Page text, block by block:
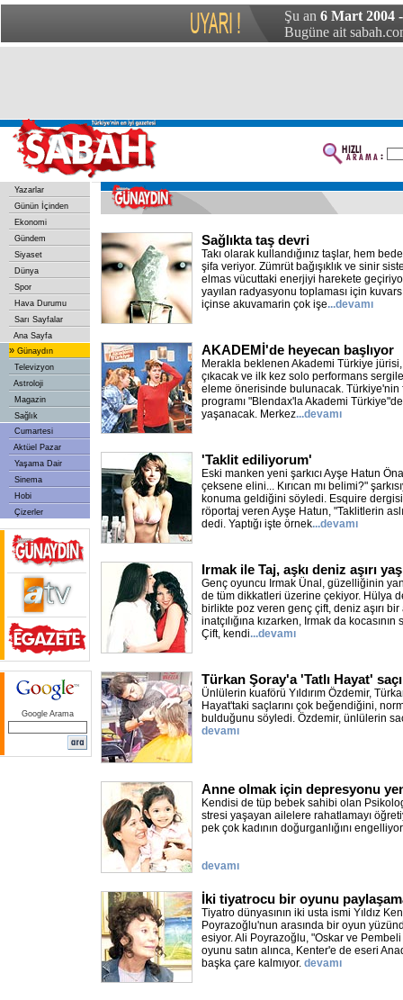
Şu an 6 Mart 2004
Bugüne ait
Yazarlar
Günün İçinden
Ekonomi
Gündem
Siyaset
Dünya
Spor
Hava Durumu
Sarı Sayfalar
Ana Sayfa
» Günaydın
Televizyon
Astroloji
Magazin
Sağlık
Cumartesi
Aktüel Pazar
Yaşama Dair
Sinema
Hobi
Çizerler
Google Arama
Sağlıkta taş devri
Takı olarak kullandığınız taşlar, hem
şifa veriyor. Zümrüt bağışıklık ve sinir
elmas vücuttaki enerjiyi harekete
yayılan radyasyonu toplaması için
içinse akuvamarin çok işe...devamı
AKADEMİ'de heyecan başlıyor
Merakla beklenen Akademi Türkiye
çıkacak ve ilk kez solo performans
eleme önerisinde bulunacak. Türkiye'nin
programı "Blendax'la Akademi
yaşanacak. Merkez...devamı
'Taklit ediliyorum'
Eski manken yeni şarkıcı Ayşe Hatun
çeksene elini... Kırıcan mı belimi?"
konuma geldiğini söyledi. Esquire
röportaj veren Ayşe Hatun, "Taklitlerin
dedi. Yaptığı işte örnek...devamı
Irmak ile Taj, aşkı deniz aşırı
Genç oyuncu Irmak Ünal, güzelliğinin
de tüm dikkatleri üzerine çekiyor. Hülya
birlikte poz veren genç çift, deniz aşırı bir
inatçılığına kızarken, Irmak da kocasının
Çift, kendi...devamı
Türkan Şoray'a 'Tatlı Hayat' saçı
Ünlülerin kuaförü Yıldırım Özdemir,
Hayat'taki saçlarını çok beğendiğini,
bulduğunu söyledi. Özdemir, ünlülerin
devamı
Anne olmak için depresyonu
Kendisi de tüp bebek sahibi olan Psikolog
stresi yaşayan ailelere rahatlamayı
pek çok kadının doğurganlığını
devamı
İki tiyatrocu bir oyunu
Tiyatro dünyasının iki usta ismi Yıldız
Poyrazoğlu'nun arasında bir oyun
esiyor. Ali Poyrazoğlu, "Oskar ve
oyunu satın alınca, Kenter'e de eseri
başka çare kalmıyor. devamı